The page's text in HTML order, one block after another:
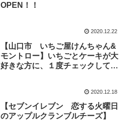
OPEN！！
2020.12.22
【山口市 いちご屋けんちゃん&
モントロー】いちごとケーキが大
好きな方に、１度チェックしてみ
2020.12.18
【セブンイレブン 恋する火曜日
のアップルクランブルチーズ】